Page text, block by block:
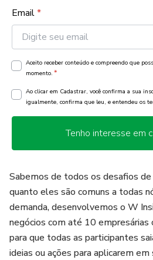
Email*
Aceito receber conteúdo e compreendo que
momento. *
Ao clicar em Cadastrar, você confirma a sua
igualmente, confirma que leu, e entendeu os
Tenho interesse em
Sabemos de todos os desafios
quanto eles são comuns a todas
demanda, desenvolvemos o W
negócios com até 10 empresárias
para que todas as participantes
ideias ou ações para aplicarem